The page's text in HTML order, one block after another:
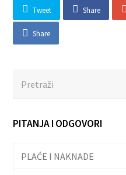
Tweet Share
Share
PITANJA I ODGOVORI
PLAĆE I NAKNADE